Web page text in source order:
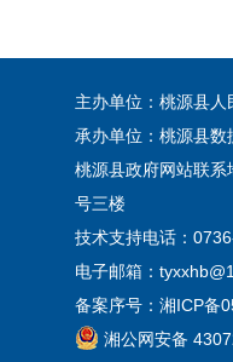
主办单位：桃源县人
承办单位：桃源县数
桃源县政府网站联
号三楼
技术支持电话：
电子邮箱：
备案序号： 湘ICP备
湘公网安备